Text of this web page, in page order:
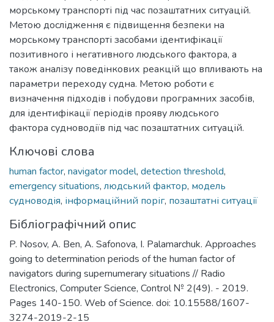
морському транспорті під час позаштатних ситуацій.
Метою дослідження є підвищення безпеки на
морському транспорті засобами ідентифікації
позитивного і негативного людського фактора, а
також аналізу поведінкових реакцій що впливають на
параметри переходу судна. Метою роботи є
визначення підходів і побудови програмних засобів,
для ідентифікації періодів прояву людського
фактора судноводіїв під час позаштатних ситуацій.
Ключові слова
human factor, navigator model, detection threshold,
emergency situations, людський фактор, модель
судноводія, інформаційний поріг, позаштатні ситуації
Бібліографічний опис
P. Nosov, A. Ben, A. Safonova, I. Palamarchuk. Approaches
going to determination periods of the human factor of
navigators during supernumerary situations // Radio
Electronics, Computer Science, Control № 2(49). - 2019.
Pages 140-150. Web of Scienсe. doi: 10.15588/1607-
3274-2019-2-15